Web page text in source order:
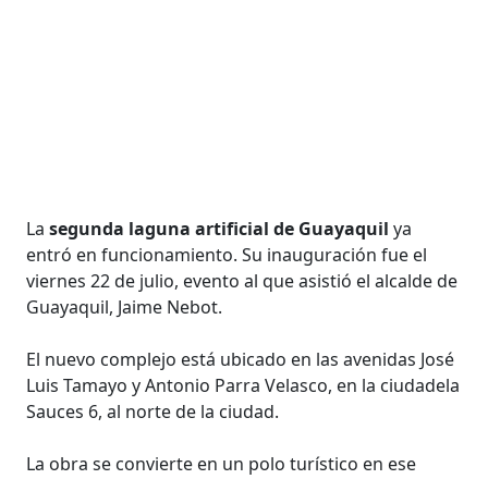
Lasegunda laguna artificial de Guayaquil ya
entró en funcionamiento. Su inauguración fue el
viernes 22 de julio, evento al que asistió el alcalde de
Guayaquil, Jaime Nebot.
El nuevo complejo está ubicado en las avenidas José
Luis Tamayo y Antonio Parra Velasco, en la ciudadela
Sauces 6, al norte de la ciudad.
La obra se convierte en un polo turístico en ese